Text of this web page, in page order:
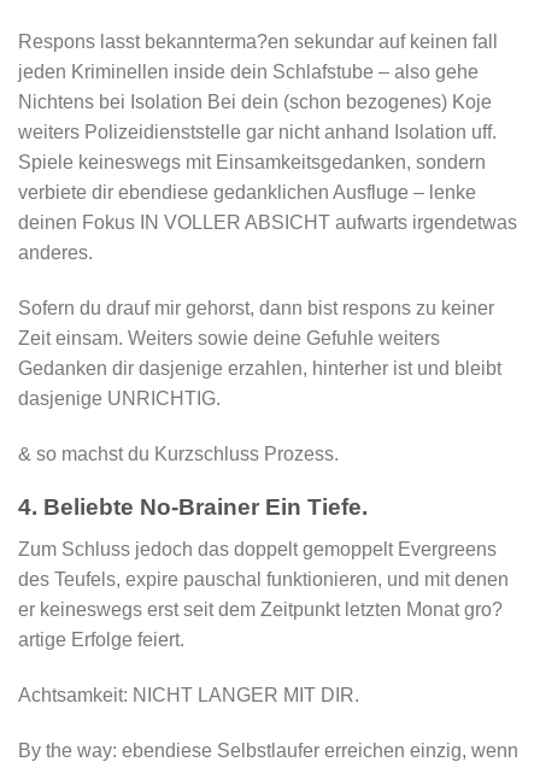
Respons lasst bekannterma?en sekundar auf keinen fall
jeden Kriminellen inside dein Schlafstube – also gehe
Nichtens bei Isolation Bei dein (schon bezogenes) Koje
weiters Polizeidienststelle gar nicht anhand Isolation uff.
Spiele keineswegs mit Einsamkeitsgedanken, sondern
verbiete dir ebendiese gedanklichen Ausfluge – lenke
deinen Fokus IN VOLLER ABSICHT aufwarts irgendetwas
anderes.
Sofern du drauf mir gehorst, dann bist respons zu keiner
Zeit einsam. Weiters sowie deine Gefuhle weiters
Gedanken dir dasjenige erzahlen, hinterher ist und bleibt
dasjenige UNRICHTIG.
& so machst du Kurzschluss Prozess.
4. Beliebte No-Brainer Ein Tiefe.
Zum Schluss jedoch das doppelt gemoppelt Evergreens
des Teufels, expire pauschal funktionieren, und mit denen
er keineswegs erst seit dem Zeitpunkt letzten Monat gro?
artige Erfolge feiert.
Achtsamkeit: NICHT LANGER MIT DIR.
By the way: ebendiese Selbstlaufer erreichen einzig, wenn